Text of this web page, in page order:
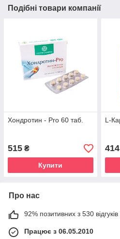
Подібні товари компанії
Хондротин - Pro 60 таб.
515 ₴
Купити
L-
414
Про нас
92% позитивних з 530 відгуків
Працює з 06.05.2010